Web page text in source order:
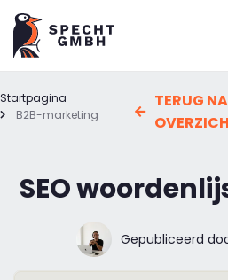
Startpagina
B2B-marketing
TERUG
SEO
Gepubliceerd